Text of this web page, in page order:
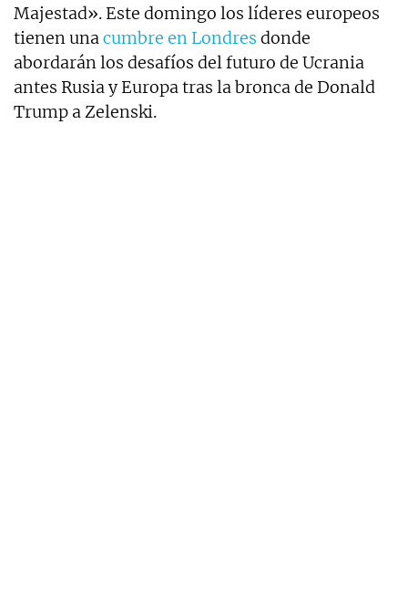
Majestad». Este domingo los líderes europeos
tienen unacumbre en Londres donde
abordarán los desafíos del futuro de Ucrania
antes Rusia y Europa tras la bronca de Donald
Trump a Zelenski.